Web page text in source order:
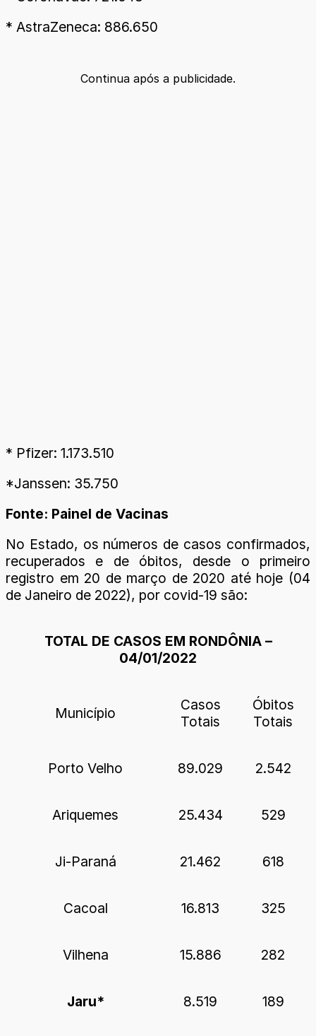
* AstraZeneca: 886.650
Continua após a publicidade.
* Pfizer: 1.173.510
*Janssen: 35.750
Fonte: Painel de Vacinas
No Estado, os números de casos confirmados,
recuperados e de óbitos, desde o primeiro
registro em 20 de março de 2020 até hoje (04
de Janeiro de 2022), por covid-19 são:
TOTAL DE CASOS EM RONDÔNIA –
04/01/2022
Município
Casos
Totais
Óbitos
Totais
Porto Velho 89.029 2.542
Ariquemes 25.434 529
Ji-Paraná 21.462 618
Cacoal 16.813 325
Vilhena 15.886 282
Jaru* 8.519 189